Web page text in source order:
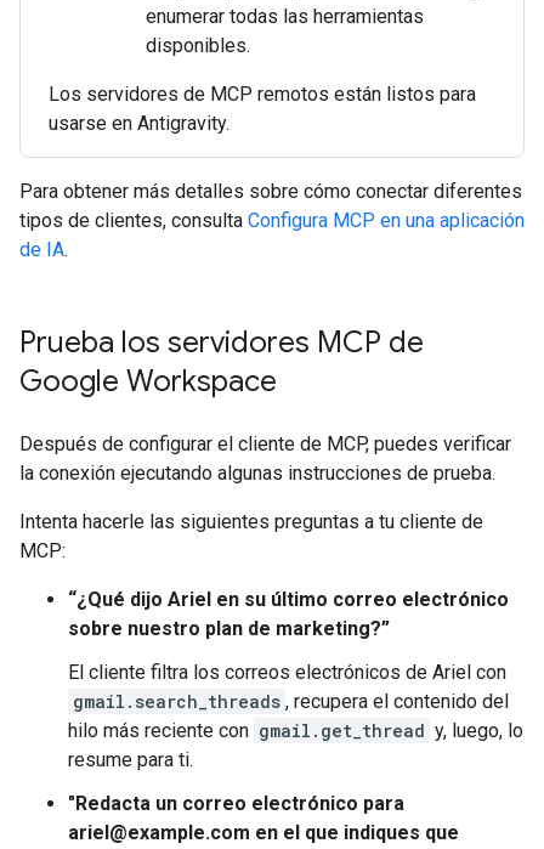
enumerar todas las herramientas
disponibles.
Los servidores de MCP remotos están listos para
usarse en Antigravity.
Para obtener más detalles sobre cómo conectar diferentes
tipos de clientes, consulta Configura MCP en una aplicación
de IA.
Prueba los servidores MCP de
Google Workspace
Después de configurar el cliente de MCP, puedes verificar
la conexión ejecutando algunas instrucciones de prueba.
Intenta hacerle las siguientes preguntas a tu cliente de
MCP:
“¿Qué dijo Ariel en su último correo electrónico
sobre nuestro plan de marketing?”
El cliente filtra los correos electrónicos de Ariel con
gmail.search_threads , recupera el contenido del
hilo más reciente con gmail.get_thread y, luego, lo
resume para ti.
"Redacta un correo electrónico para
ariel@example.com en el que indiques que